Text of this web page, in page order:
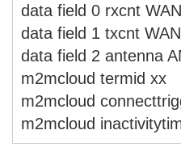
data field 0 rxcnt
data field 1 txcnt
data field 2 antenna
m2mcloud termid xx
m2mcloud
m2mcloud